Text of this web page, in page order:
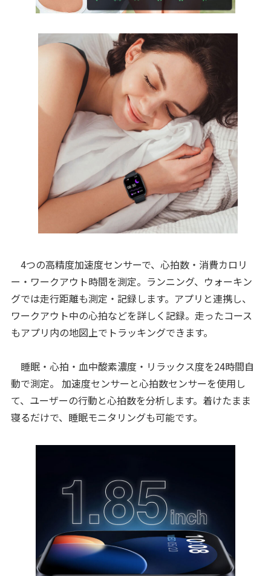
4つの高精度加速度センサーで、心拍数・消費カロリ
ー・ワークアウト時間を測定。ランニング、ウォーキン
グでは走行距離も測定・記録します。アプリと連携し、
ワークアウト中の心拍などを詳しく記録。走ったコース
もアプリ内の地図上でトラッキングできます。
睡眠・心拍・血中酸素濃度・リラックス度を24時間自
動で測定。 加速度センサーと心拍数センサーを使用し
て、ユーザーの行動と心拍数を分析します。着けたまま
寝るだけで、睡眠モニタリングも可能です。